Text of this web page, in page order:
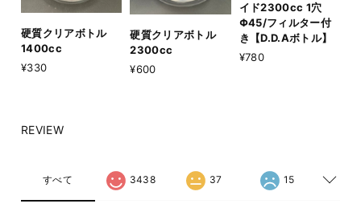
硬質クリアボトル
1400cc
¥330
硬質クリアボトル
2300cc
¥600
イド2300cc 1穴
Φ45/フィルター付
き【D.D.Aボトル】
¥780
REVIEW
すべて 3438 37 15